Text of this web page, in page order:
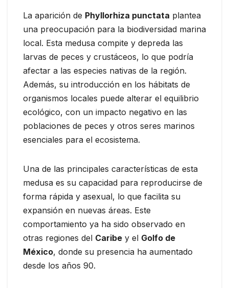
La aparición de Phyllorhiza punctata plantea
una preocupación para la biodiversidad marina
local. Esta medusa compite y depreda las
larvas de peces y crustáceos, lo que podría
afectar a las especies nativas de la región.
Además, su introducción en los hábitats de
organismos locales puede alterar el equilibrio
ecológico, con un impacto negativo en las
poblaciones de peces y otros seres marinos
esenciales para el ecosistema.
Una de las principales características de esta
medusa es su capacidad para reproducirse de
forma rápida y asexual, lo que facilita su
expansión en nuevas áreas. Este
comportamiento ya ha sido observado en
otras regiones del Caribe y el Golfo de
México, donde su presencia ha aumentado
desde los años 90.